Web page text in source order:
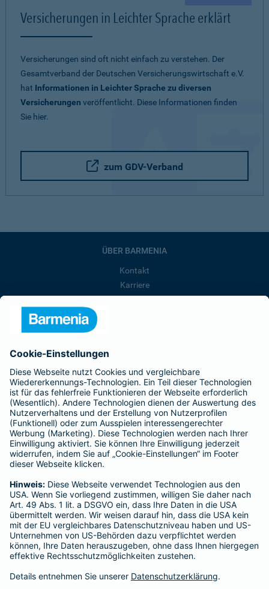
Versicherungen in Leichter Sprache erklärt
Versicherungen sind oft nicht einfach zu verstehen. Der
Gesamtverband der Deutschen Versicherungswirtschaft e.V.
hat Informationen in Leichter Sprache zu diversen
Versicherungen veröffentlicht. Diese Informationen finden
Sie hier.
zum GDV-Verband
ÜBER BARMENIA
Kontakt
Karriere
Barmenia ist Teil der BarmeniaGothaer
BELIEBTE SEITEN
Kranken-Zusatzversicherung
Tierversicherungen
Haftpflichtversicherung
Hausratversicherung
Adresse ändern
Schaden melden
Kilometerstandsmeldung
Serviceübersicht